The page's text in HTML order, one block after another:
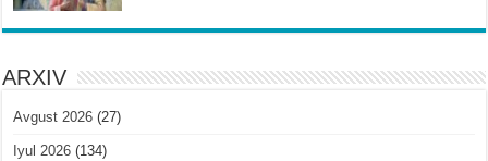
ARXIV
Avgust 2026 (27)
Iyul 2026 (134)